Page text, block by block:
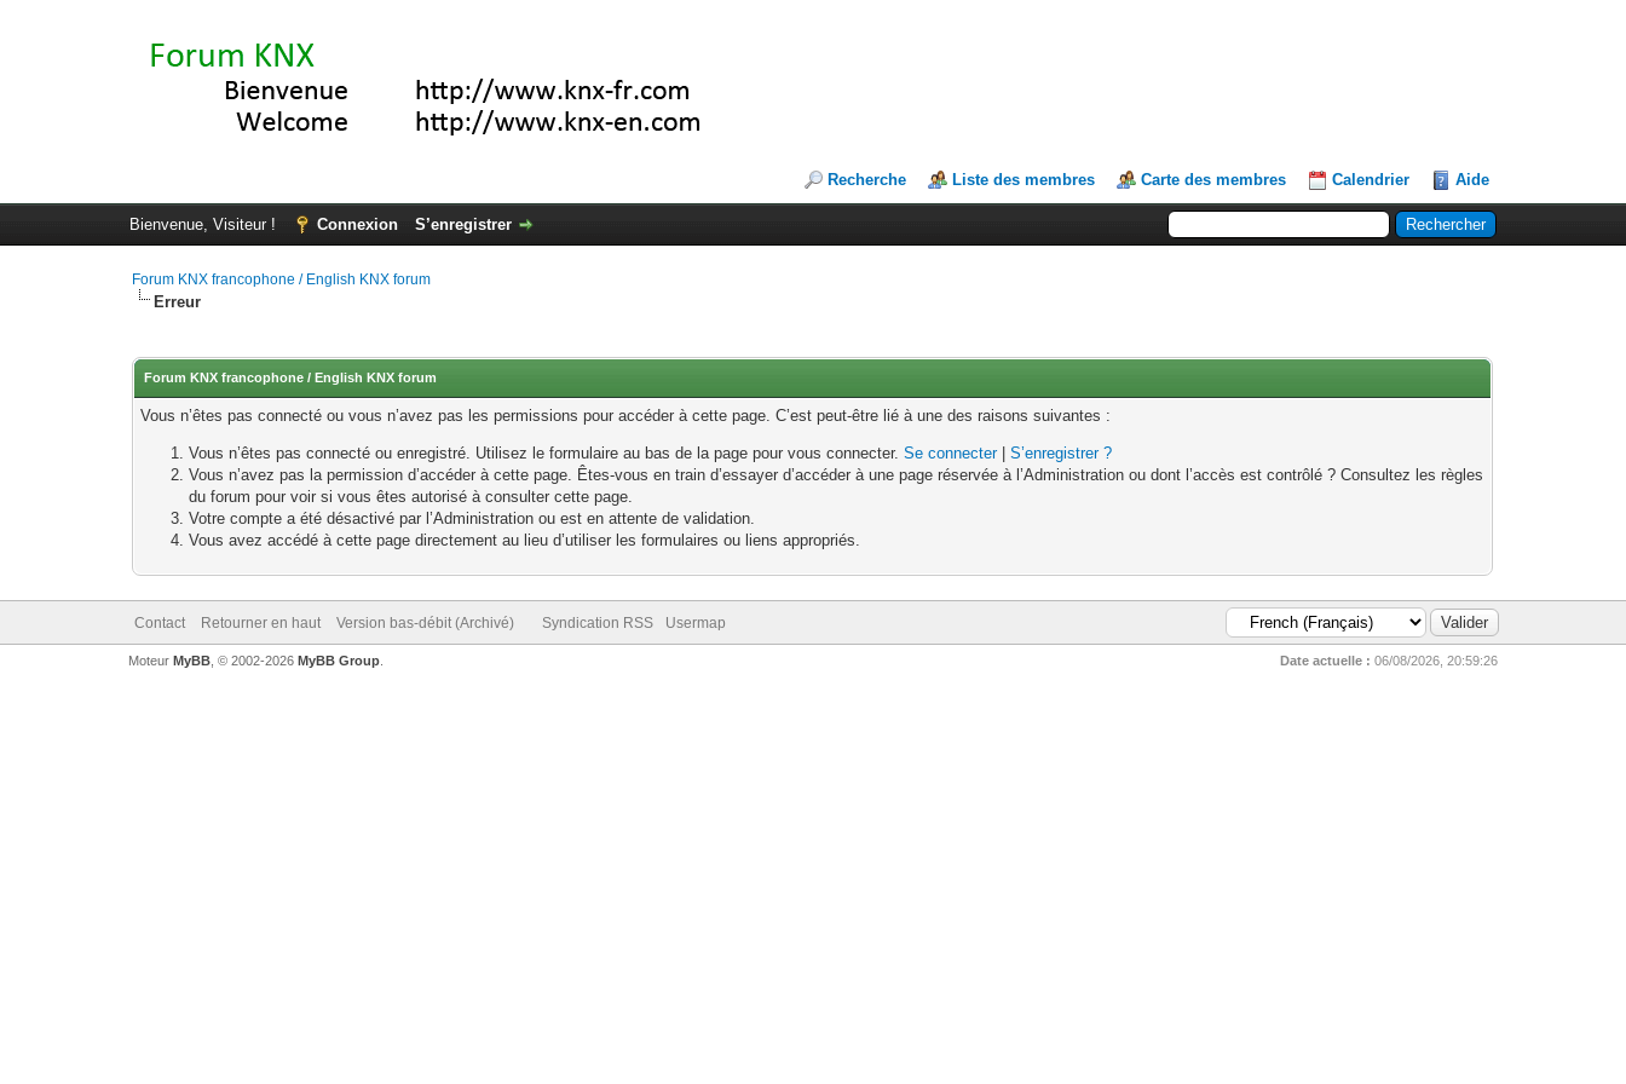
Recherche Liste des membres Carte des membres Calendrier Aide
Bienvenue, Visiteur ! Connexion S’enregistrer
Forum KNX francophone / English KNX forum
Erreur
Forum KNX francophone / English KNX forum
Vous n’êtes pas connecté ou vous n’avez pas les permissions pour accéder à cette page. C’est peut-être lié à une des raisons suivantes :
Vous n’êtes pas connecté ou enregistré. Utilisez le formulaire au bas de la page pour vous connecter.Se connecter|S’enregistrer ?
Vous n’avez pas la permission d’accéder à cette page. Êtes-vous en train d’essayer d’accéder à une page réservée à l’Administration ou dont l’accès est contrôlé ? Consultez les règles
du forum pour voir si vous êtes autorisé à consulter cette page.
Votre compte a été désactivé par l’Administration ou est en attente de validation.
Vous avez accédé à cette page directement au lieu d’utiliser les formulaires ou liens appropriés.
Contact Retourner en haut Version bas-débit (Archivé) Syndication RSS Usermap
Date actuelle : 06/08/2026, 20:59:26
Moteur MyBB, © 2002-2026 MyBB Group.